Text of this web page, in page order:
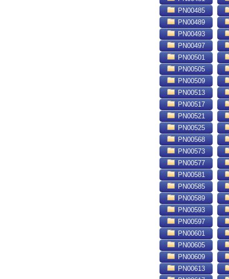
PN00485
PN00489
PN00493
PN00497
PN00501
PN00505
PN00509
PN00513
PN00517
PN00521
PN00525
PN00568
PN00573
PN00577
PN00581
PN00585
PN00589
PN00593
PN00597
PN00601
PN00605
PN00609
PN00613